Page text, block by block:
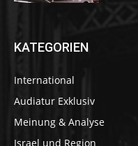
KATEGORIEN
International
Audiatur Exklusiv
Meinung & Analyse
Israel und Region